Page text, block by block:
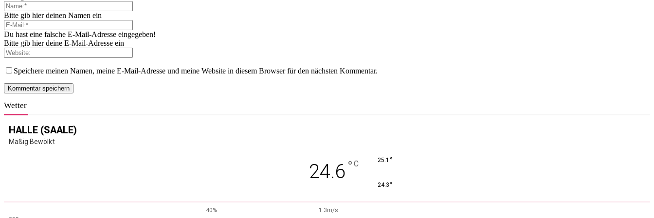
Bitte gib hier deinen Namen ein
Du hast eine falsche E-Mail-Adresse eingegeben!
Bitte gib hier deine E-Mail-Adresse ein
Speichere meinen Namen, meine E-Mail-Adresse und meine Website in diesem Browser für den nächsten Kommentar.
Wetter
HALLE (SAALE)
Mäßig Bewölkt
24.6 ° C 25.1 °
24.3 °
40%
1.3m/s